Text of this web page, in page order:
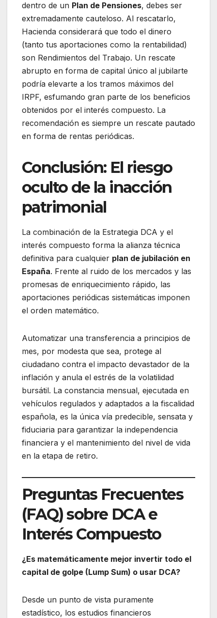
dentro de un Plan de Pensiones, debes ser
extremadamente cauteloso. Al rescatarlo,
Hacienda considerará que todo el dinero
(tanto tus aportaciones como la rentabilidad)
son Rendimientos del Trabajo. Un rescate
abrupto en forma de capital único al jubilarte
podría elevarte a los tramos máximos del
IRPF, esfumando gran parte de los beneficios
obtenidos por el interés compuesto. La
recomendación es siempre un rescate pautado
en forma de rentas periódicas.
Conclusión: El riesgo
oculto de la inacción
patrimonial
La combinación de la Estrategia DCA y el
interés compuesto forma la alianza técnica
definitiva para cualquier plan de jubilación en
España. Frente al ruido de los mercados y las
promesas de enriquecimiento rápido, las
aportaciones periódicas sistemáticas imponen
el orden matemático.
Automatizar una transferencia a principios de
mes, por modesta que sea, protege al
ciudadano contra el impacto devastador de la
inflación y anula el estrés de la volatilidad
bursátil. La constancia mensual, ejecutada en
vehículos regulados y adaptados a la fiscalidad
española, es la única vía predecible, sensata y
fiduciaria para garantizar la independencia
financiera y el mantenimiento del nivel de vida
en la etapa de retiro.
Preguntas Frecuentes
(FAQ) sobre DCA e
Interés Compuesto
¿Es matemáticamente mejor invertir todo el
capital de golpe (Lump Sum) o usar DCA?
Desde un punto de vista puramente
estadístico, los estudios financieros